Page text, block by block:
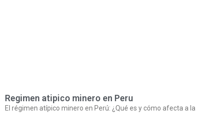
Regimen atipico minero en Peru
El régimen atípico minero en Perú: ¿Qué es y cómo afecta a la